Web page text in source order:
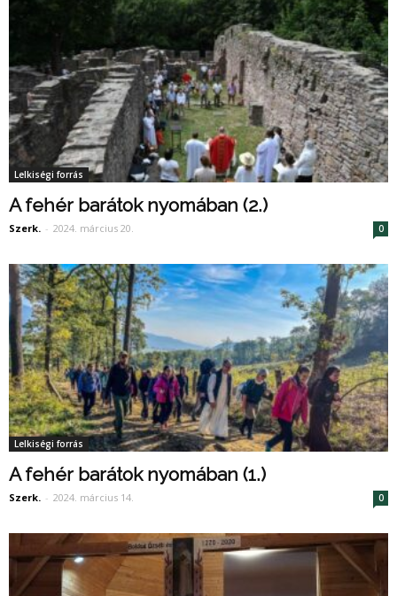
Lelkiségi forrás
A fehér barátok nyomában (2.)
Szerk. - 2024. március 20. 0
Lelkiségi forrás
A fehér barátok nyomában (1.)
Szerk. - 2024. március 14. 0